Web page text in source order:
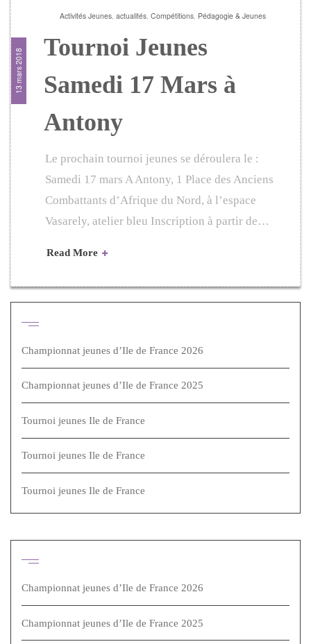
13 mars 2018
Activités Jeunes actualités Compétitions Pédagogie & Jeunes
Tournoi Jeunes
Samedi 17 Mars à
Antony
Le prochain tournoi jeunes se déroulera le :
Samedi 17 mars A Antony, 1 Place des Anciens
Combattants d’Afrique du Nord, à l’espace
Vasarely, atelier bleu Inscription à partir de…
Read More
Championnat jeunes d’Ile de France 2026
Championnat jeunes d’Ile de France 2025
Tournoi jeunes Ile de France
Tournoi jeunes Ile de France
Tournoi jeunes Ile de France
Championnat jeunes d’Ile de France 2026
Championnat jeunes d’Ile de France 2025